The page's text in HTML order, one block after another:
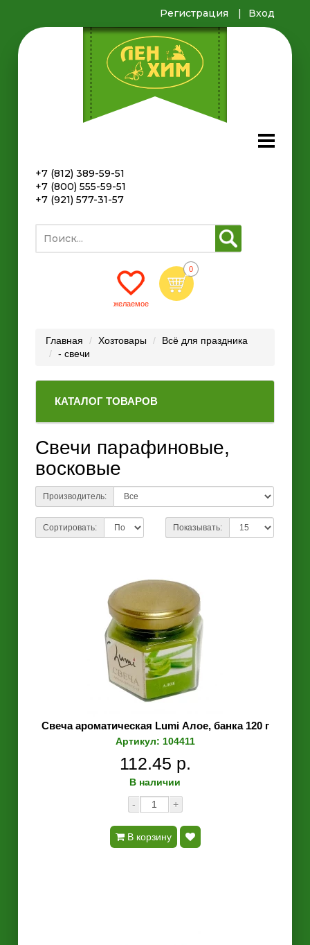
Регистрация Вход
+7 (812) 389-59-51
+7 (800) 555-59-51
+7 (921) 577-31-57
Главная Хозтовары
Всё для праздника
- свечи
КАТАЛОГ ТОВАРОВ
Свечи парафиновые,
восковые
Производитель:
Сортировать: Показывать:
Свеча ароматическая Lumi Алое, банка 120 г
Артикул: 104411
112.45 р.
В наличии
-
+
В корзину